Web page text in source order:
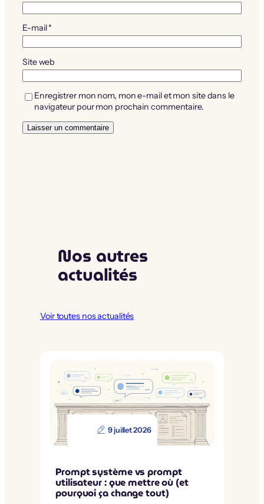
E-mail*
Site web
Enregistrer mon nom, mon e-mail et mon site dans le
navigateur pour mon prochain commentaire.
Nos autres
actualités
Voir toutes nos actualités
9 juillet 2026
Prompt système vs prompt
utilisateur : que mettre où (et
pourquoi ça change tout)